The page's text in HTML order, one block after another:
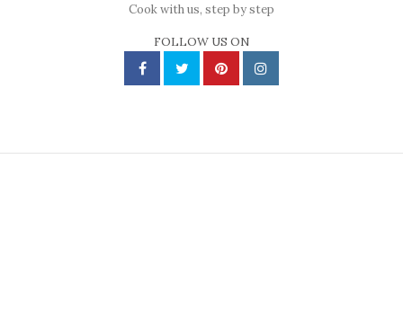
Cook with us, step by step
FOLLOW US ON